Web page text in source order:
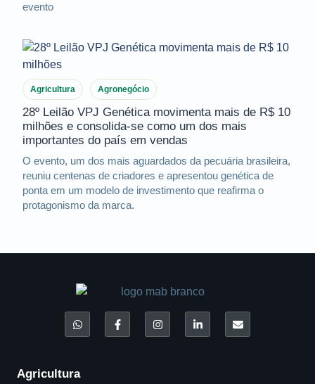
evento
Agricultura Agronegócio
28º Leilão VPJ Genética movimenta mais de R$ 10
milhões e consolida-se como um dos mais
importantes do país em vendas
O evento, um dos mais aguardados da pecuária brasileira,
reuniu centenas de criadores e apresentou genética de
ponta em um modelo de investimento que reafirma o
protagonismo da marca.
Agricultura